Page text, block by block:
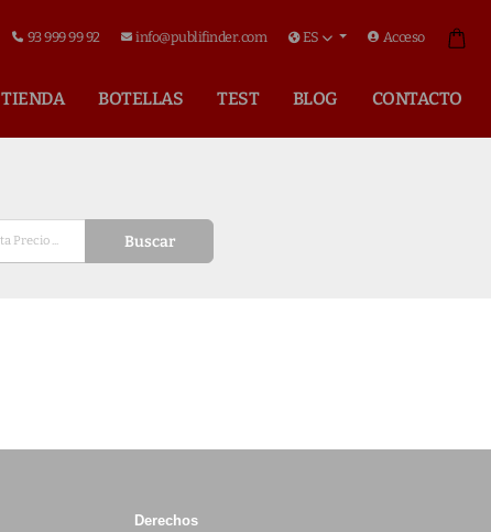
93 999 99 92 info@publifinder.com ES Acceso
TIENDA BOTELLAS TEST BLOG CONTACTO
Buscar
Derechos